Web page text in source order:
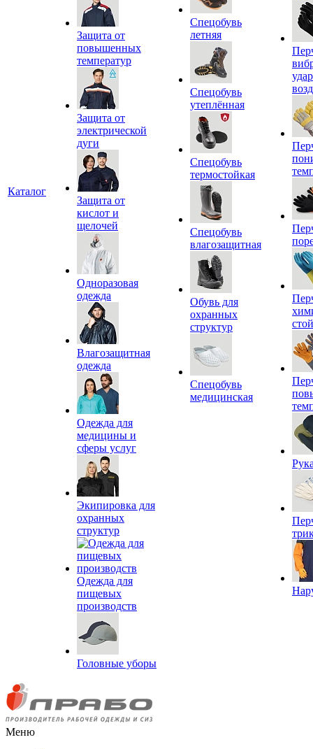
Каталог
Защита от
повышенных
температур
Защита от
электрической
дуги
Защита от
кислот и
щелочей
Одноразовая
одежда
Влагозащитная
одежда
Одежда для
медицины и
сферы услуг
Экипировка для
охранных
структур
Одежда для
пищевых
производств
Головные уборы
Спецобувь
летняя
Спецобувь
утеплённая
Спецобувь
термостойкая
Спецобувь
влагозащитная
Обувь для
охранных
структур
Спецобувь
медицинская
Меню